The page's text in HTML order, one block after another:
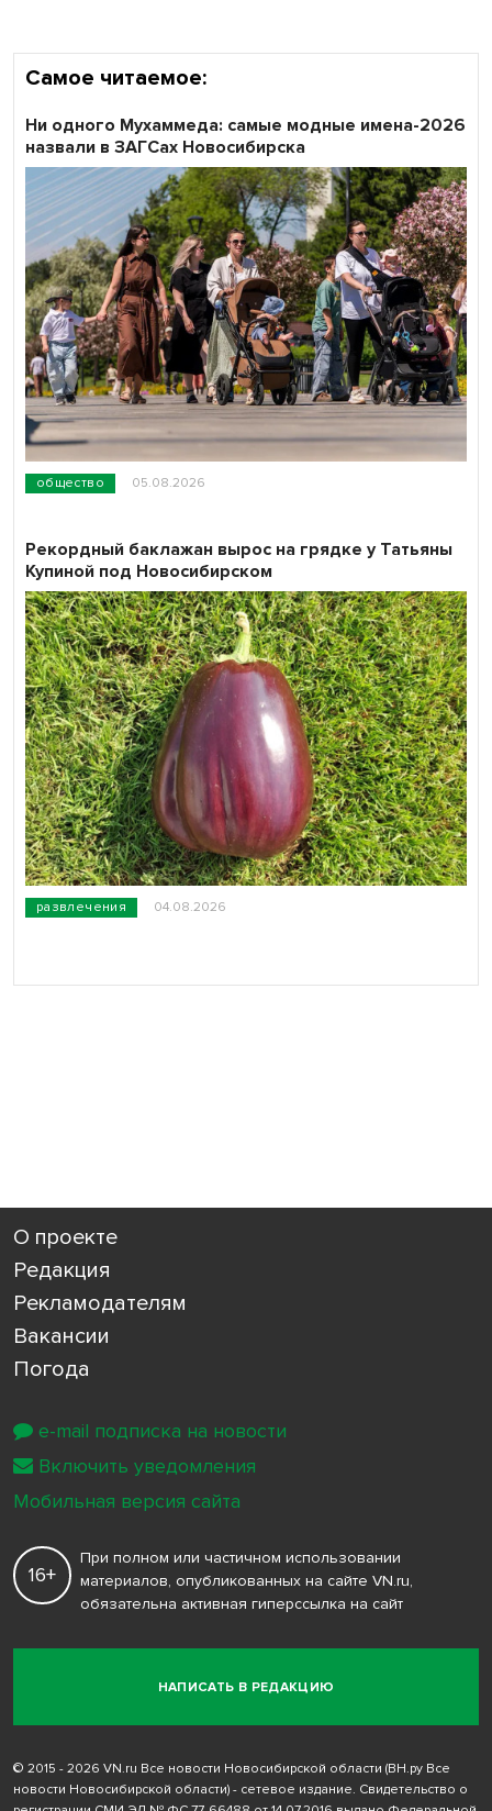
Самое читаемое:
общество 05.08.2026
Ни одного Мухаммеда: самые модные имена-2026
назвали в ЗАГСах Новосибирска
развлечения 04.08.2026
Рекордный баклажан вырос на грядке у Татьяны
Купиной под Новосибирском
О проекте
Редакция
Рекламодателям
Вакансии
Погода
НАПИСАТЬ В РЕДАКЦИЮ
16+
При полном или частичном использовании
материалов, опубликованных на сайте VN.ru,
обязательна активная гиперссылка на сайт
© 2015 - 2026 VN.ru Все новости Новосибирской области (ВН.ру Все
новости Новосибирской области) - сетевое издание. Свидетельство о
e-mail подписка на новости
Включить уведомления
Мобильная версия сайта